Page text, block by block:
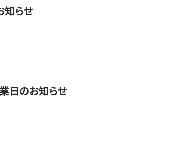
知らせ
日のお知らせ